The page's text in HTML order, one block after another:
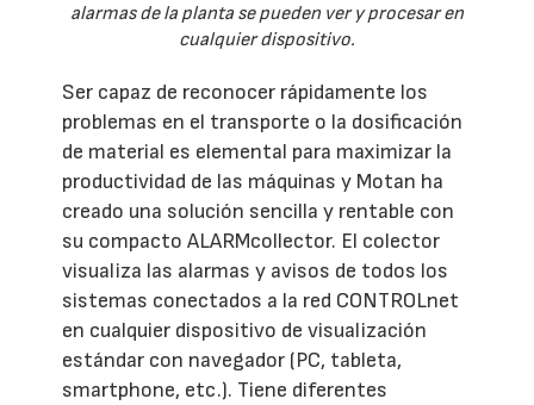
alarmas de la planta se pueden ver y procesar en
cualquier dispositivo.
Ser capaz de reconocer rápidamente los
problemas en el transporte o la dosificación
de material es elemental para maximizar la
productividad de las máquinas y Motan ha
creado una solución sencilla y rentable con
su compacto ALARMcollector. El colector
visualiza las alarmas y avisos de todos los
sistemas conectados a la red CONTROLnet
en cualquier dispositivo de visualización
estándar con navegador (PC, tableta,
smartphone, etc.). Tiene diferentes